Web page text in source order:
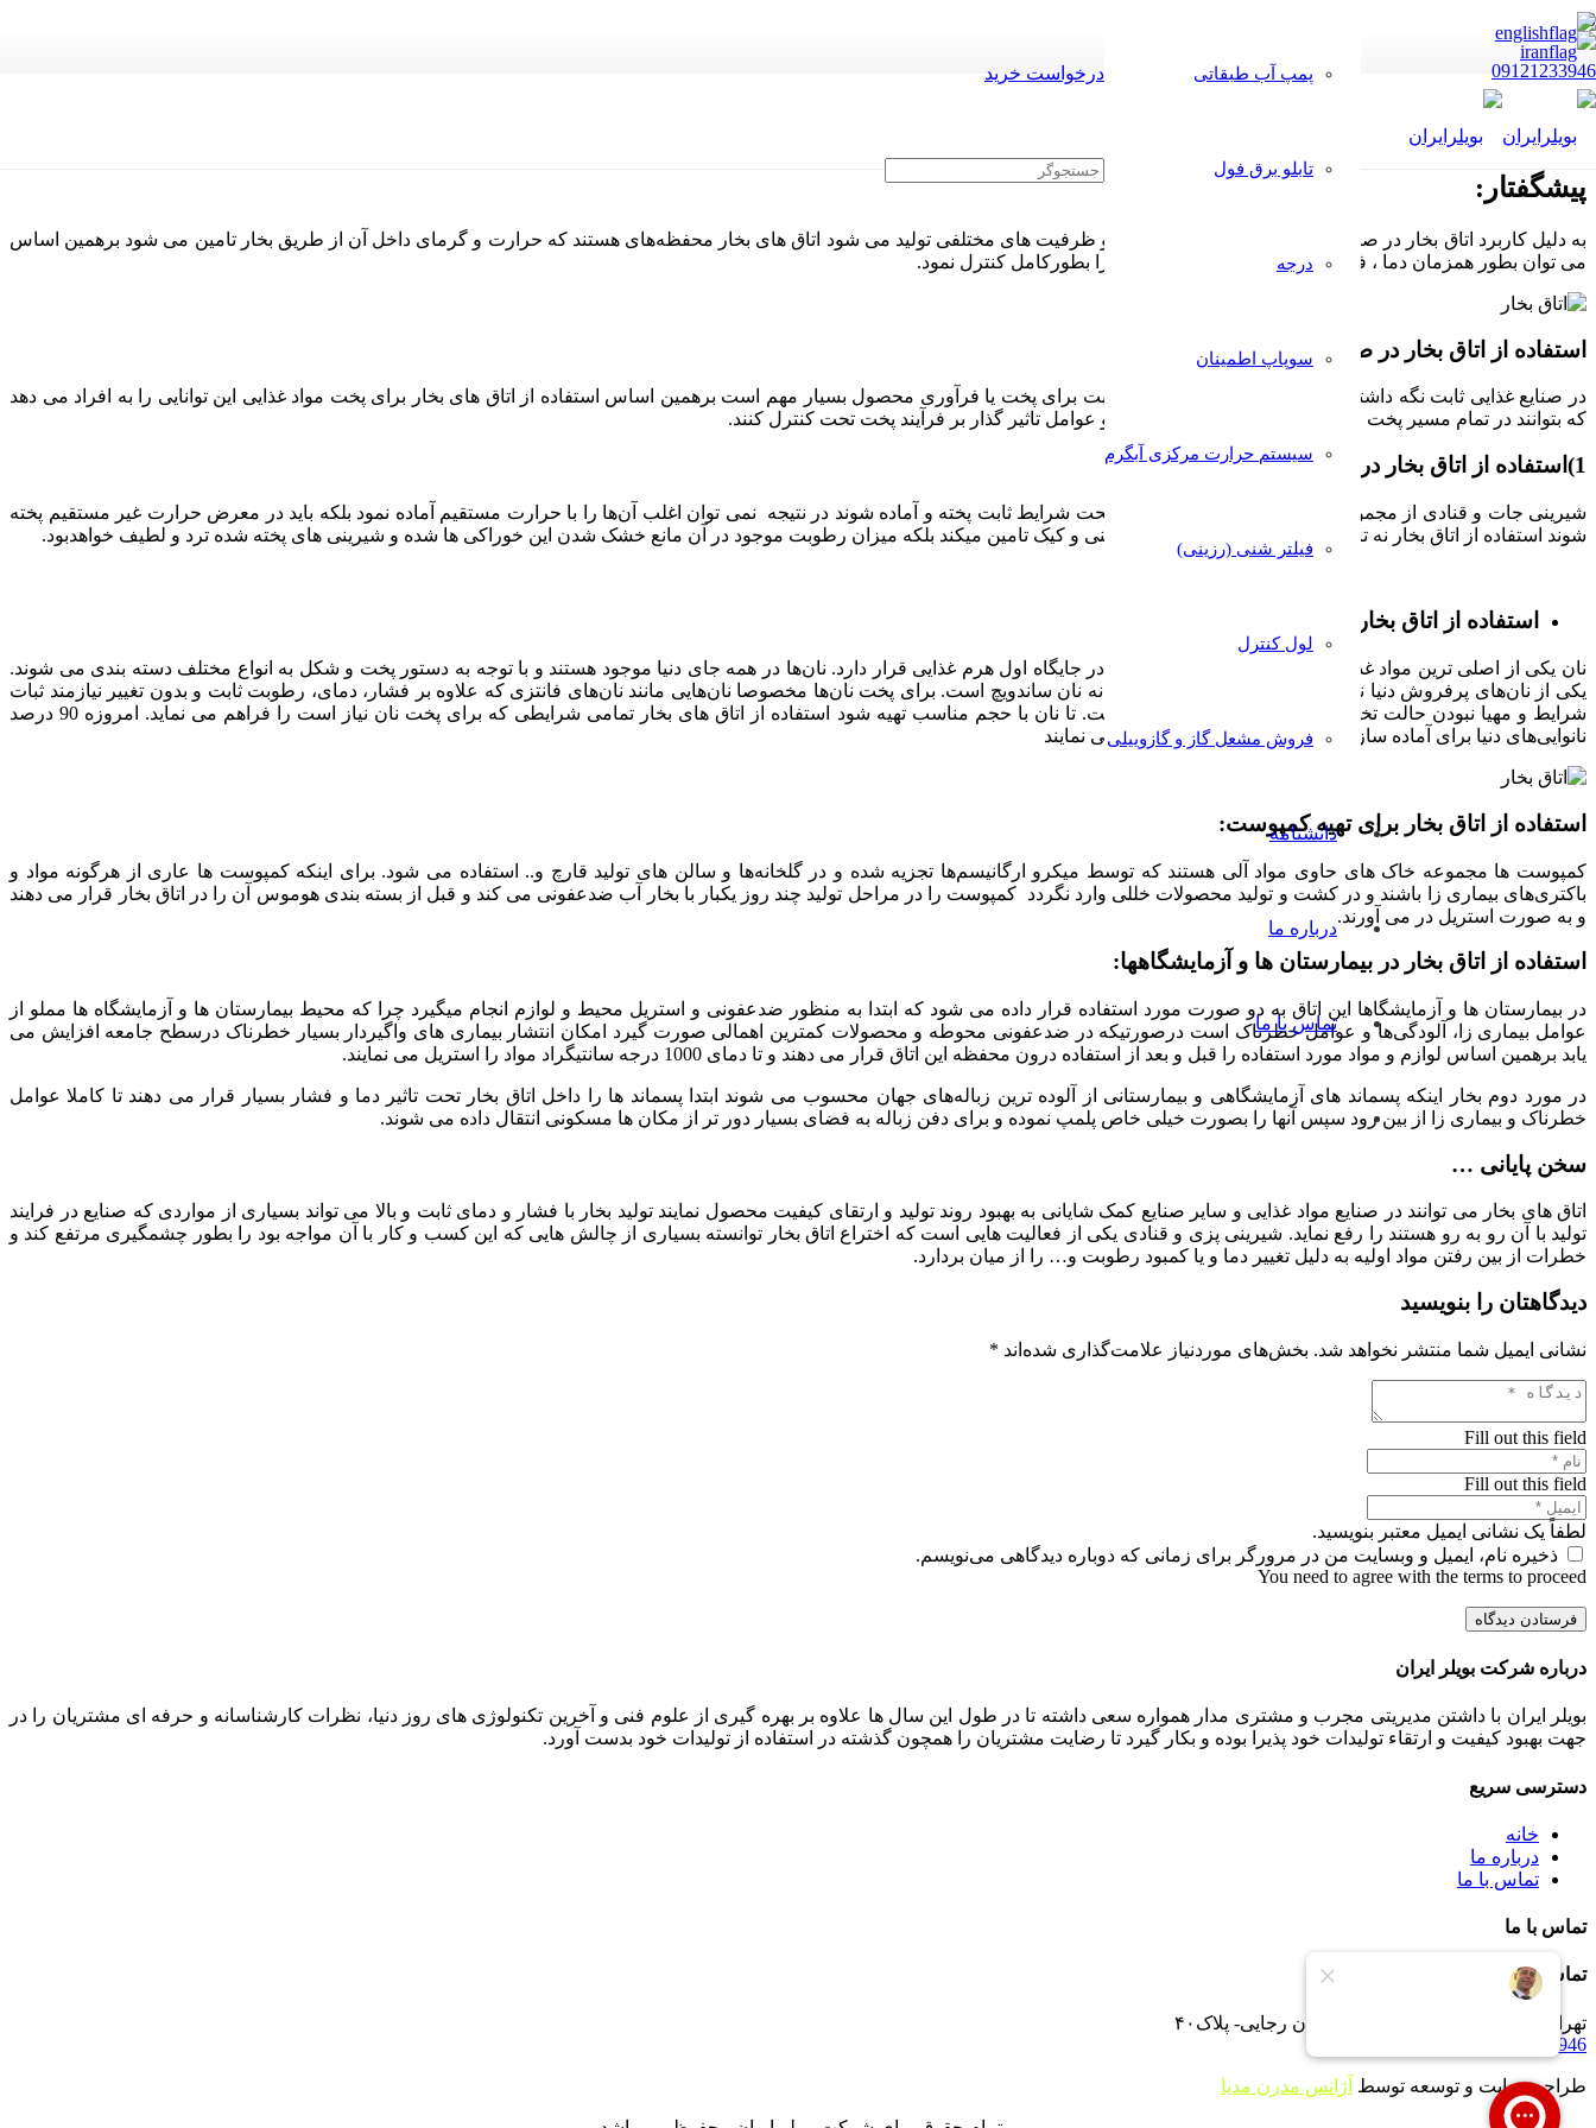
09121233946 پمپ آب طبقاتی
تابلو برق فول
درجه
سوپاپ اطمینان
سیستم حرارت مرکزی آبگرم
فیلتر شنی (رزینی)
لول کنترل
فروش مشعل گاز و گازوییلی
دانشنامه
درباره ما
تماس با ما
درخواست خرید
پیشگفتار:
به دلیل کاربرد اتاق بخار در صنایع گوناگون این سیستم در ابعاد و ظرفیت های مختلفی تولید می شود اتاق های بخار محفظه‌های هستند که حرارت و گرمای داخل آن از طریق بخار تامین می شود برهمین اساس
می توان بطور همزمان دما ، فشار و رطوبت داخل این اتاقک‌ها را بطورکامل کنترل نمود.
استفاده از اتاق بخار در صنایع غذایی :
در صنایع غذایی ثابت نگه داشتن دما ، فشار و تعیین مقدار رطوبت برای پخت یا فرآوری محصول بسیار مهم است برهمین اساس استفاده از اتاق های بخار برای پخت مواد غذایی این توانایی را به افراد می دهد
که بتوانند در تمام مسیر پخت برمواد داخل اتاقک نظارت داشته و عوامل تاثیر گذار بر فرآیند پخت تحت کنترل کنند.
1)استفاده از اتاق بخار در قنادی و شیرینی پزی ها:
شیرینی جات و قنادی از مجموعه خوراکی هایی هستند که باید تحت شرایط ثابت پخته و آماده شوند در نتیجه نمی توان اغلب آن‌ها را با حرارت مستقیم آماده نمود بلکه باید در معرض حرارت غیر مستقیم پخته
شوند استفاده از اتاق بخار نه تنها حرارت لازم را برای پخت شیرینی و کیک تامین میکند بلکه میزان رطوبت موجود در آن مانع خشک شدن این خوراکی ها شده و شیرینی های پخته شده ترد و لطیف خواهدبود.
استفاده از اتاق بخار در نانوایی‌ها
نان یکی از اصلی ترین مواد غذایی مورد استفاده انسان است و در جایگاه اول هرم غذایی قرار دارد. نان‌ها در همه جای دنیا موجود هستند و با توجه به دستور پخت و شکل به انواع مختلف دسته بندی می شوند.
یکی از نان‌های پرفروش دنیا نان‌های فانتزی یا به اصطلاح عامیانه نان ساندویچ است. برای پخت نان‌ها مخصوصا نان‌هایی مانند نان‌های فانتزی که علاوه بر فشار، دمای، رطوبت ثابت و بدون تغییر نیازمند ثبات
شرایط و مهیا نبودن حالت تخمیر و ادامه آن در فرآیند پخت است. تا نان با حجم مناسب تهیه شود استفاده از اتاق های بخار تمامی شرایطی که برای پخت نان نیاز است را فراهم می نماید. امروزه 90 درصد
نانوایی‌های دنیا برای آماده سازی نان از اتاق های بخار استفاده می نمایند
استفاده از اتاق بخار برای تهیه کمپوست:
کمپوست ها مجموعه خاک های حاوی مواد آلی هستند که توسط میکرو ارگانیسم‌ها تجزیه شده و در گلخانه‌ها و سالن های تولید قارچ و.. استفاده می شود. برای اینکه کمپوست ها عاری از هرگونه مواد و
باکتری‌های بیماری زا باشند و در کشت و تولید محصولات خللی وارد نگردد کمپوست را در مراحل تولید چند روز یکبار با بخار آب ضدعفونی می کند و قبل از بسته بندی هوموس آن را در اتاق بخار قرار می دهند
و به صورت استریل در می آورند.
استفاده از اتاق بخار در بیمارستان ها و آزمایشگاهها:
در بیمارستان ها و آزمایشگاها این اتاق به دو صورت مورد استفاده قرار داده می شود که ابتدا به منظور ضدعفونی و استریل محیط و لوازم انجام میگیرد چرا که محیط بیمارستان ها و آزمایشگاه ها مملو از
عوامل بیماری زا، آلودگی‌ها و عوامل خطرناک است درصورتیکه در ضدعفونی محوطه و محصولات کمترین اهمالی صورت گیرد امکان انتشار بیماری های واگیردار بسیار خطرناک درسطح جامعه افزایش می
یابد برهمین اساس لوازم و مواد مورد استفاده را قبل و بعد از استفاده درون محفظه این اتاق قرار می دهند و تا دمای 1000 درجه سانتیگراد مواد را استریل می نمایند.
در مورد دوم بخار اینکه پسماند های آزمایشگاهی و بیمارستانی از آلوده ترین زباله‌های جهان محسوب می شوند ابتدا پسماند ها را داخل اتاق بخار تحت تاثیر دما و فشار بسیار قرار می دهند تا کاملا عوامل
خطرناک و بیماری زا از بین رود سپس آنها را بصورت خیلی خاص پلمپ نموده و برای دفن زباله به فضای بسیار دور تر از مکان ها مسکونی انتقال داده می شوند.
سخن پایانی …
اتاق های بخار می توانند در صنایع مواد غذایی و سایر صنایع کمک شایانی به بهبود روند تولید و ارتقای کیفیت محصول نمایند تولید بخار با فشار و دمای ثابت و بالا می تواند بسیاری از مواردی که صنایع در فرایند
تولید با آن رو به رو هستند را رفع نماید. شیرینی پزی و قنادی یکی از فعالیت هایی است که اختراع اتاق بخار توانسته بسیاری از چالش هایی که این کسب و کار با آن مواجه بود را بطور چشمگیری مرتفع کند و
خطرات از بین رفتن مواد اولیه به دلیل تغییر دما و یا کمبود رطوبت و… را از میان بردارد.
دیدگاهتان را بنویسید
نشانی ایمیل شما منتشر نخواهد شد. بخش‌های موردنیاز علامت‌گذاری شده‌اند *
Fill out this field
Fill out this field
لطفاً یک نشانی ایمیل معتبر بنویسید.
ذخیره نام، ایمیل و وبسایت من در مرورگر برای زمانی که دوباره دیدگاهی می‌نویسم.
You need to agree with the terms to proceed
فرستادن دیدگاه
درباره شرکت بویلر ایران
بویلر ایران با داشتن مدیریتی مجرب و مشتری مدار همواره سعی داشته تا در طول این سال ها علاوه بر بهره گیری از علوم فنی و آخرین تکنولوژی های روز دنیا، نظرات کارشناسانه و حرفه ای مشتریان را در
جهت بهبود کیفیت و ارتقاء تولیدات خود پذیرا بوده و بکار گیرد تا رضایت مشتریان را همچون گذشته در استفاده از تولیدات خود بدست آورد.
دسترسی سریع
خانه
درباره ما
تماس با ما
تماس با ما
تماس با ما
تهران -جاده خاوران -خاتون آباد- خیابان رجایی- پلاک۴۰
09121233946
طراحی سایت و توسعه توسط آژانس مدرن مدیا